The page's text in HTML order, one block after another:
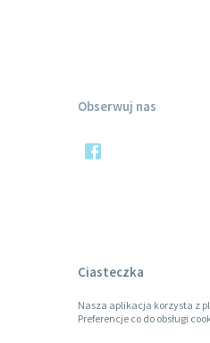
Obserwuj nas
Ciasteczka
Nasza aplikacja korzysta z
Preferencje co do obsługi